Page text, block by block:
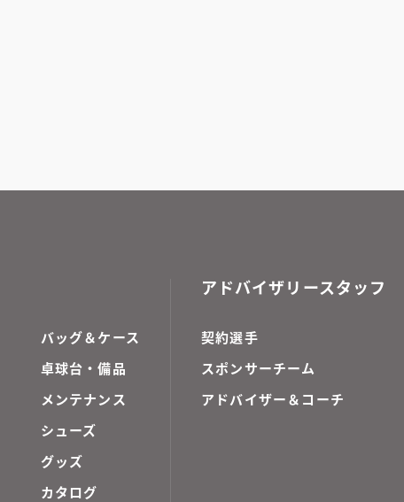
バッグ＆ケース
卓球台・備品
メンテナンス
シューズ
グッズ
カタログ
アドバイザリースタッフ
契約選手
スポンサーチーム
アドバイザー＆コーチ